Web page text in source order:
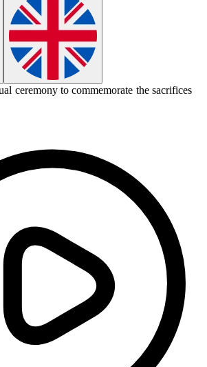
ceremony tocommemorate the sacrifices